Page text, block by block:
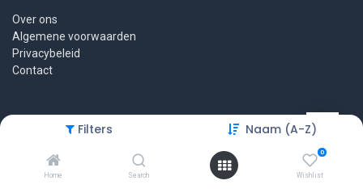
Filters Naam (A-Z)
Home Search
0
Wishlist
Over ons
Algemene voorwaarden
Privacybeleid
Contact
Contact
koen@wateronthardertwente.nl